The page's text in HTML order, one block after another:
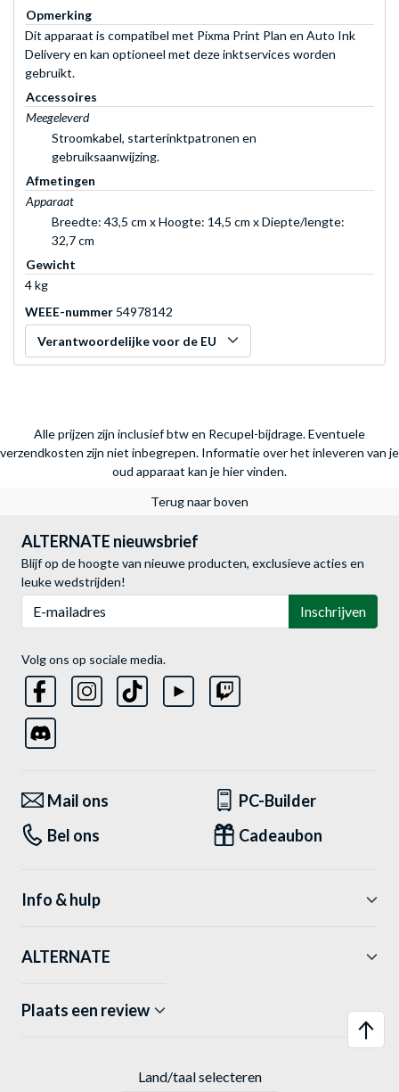
Opmerking
Dit apparaat is compatibel met Pixma Print Plan en Auto Ink
Delivery en kan optioneel met deze inktservices worden
gebruikt.
Accessoires
Meegeleverd
Stroomkabel, starterinktpatronen en
gebruiksaanwijzing.
Afmetingen
Apparaat
Breedte: 43,5 cm x Hoogte: 14,5 cm x Diepte/lengte:
32,7 cm
Gewicht
4 kg
WEEE-nummer 54978142
Verantwoordelijke voor de EU
Alle prijzen zijn inclusief btw en Recupel-bijdrage. Eventuele
verzendkosten zijn niet inbegrepen. Informatie over het inleveren van je
oud apparaat kan je hier vinden.
Terug naar boven
ALTERNATE nieuwsbrief
Blijf op de hoogte van nieuwe producten, exclusieve acties en
leuke wedstrijden!
Inschrijven
Volg ons op sociale media.
Mail ons
PC-Builder
Bel ons
Cadeaubon
Info & hulp
ALTERNATE
Plaats een review
Land/taal selecteren